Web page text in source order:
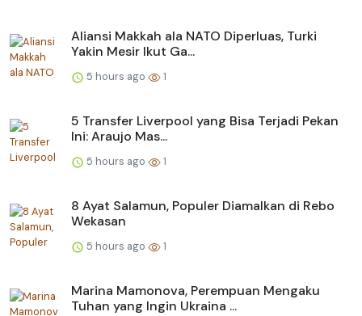
Aliansi Makkah ala NATO Diperluas, Turki
Yakin Mesir Ikut Ga...
5 hours ago 1
5 Transfer Liverpool yang Bisa Terjadi Pekan
Ini: Araujo Mas...
5 hours ago 1
8 Ayat Salamun, Populer Diamalkan di Rebo
Wekasan
5 hours ago 1
Marina Mamonova, Perempuan Mengaku
Tuhan yang Ingin Ukraina ...